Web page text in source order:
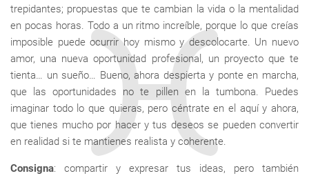
trepidantes; propuestas que te cambian la vida o la mentalidad
en pocas horas. Todo a un ritmo increíble, porque lo que creías
imposible puede ocurrir hoy mismo y descolocarte. Un nuevo
amor, una nueva oportunidad profesional, un proyecto que te
tienta… un sueño… Bueno, ahora despierta y ponte en marcha,
que las oportunidades no te pillen en la tumbona. Puedes
imaginar todo lo que quieras, pero céntrate en el aquí y ahora,
que tienes mucho por hacer y tus deseos se pueden convertir
en realidad si te mantienes realista y coherente.
Consigna: compartir y expresar tus ideas, pero también